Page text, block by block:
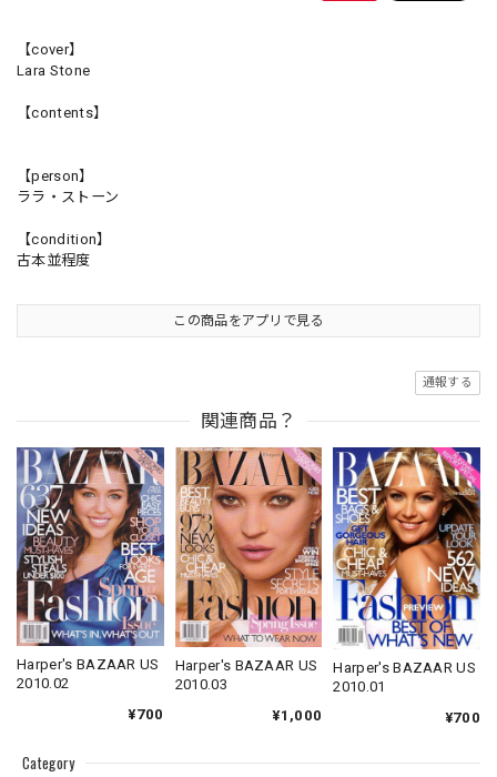
Category
【cover】
Lara Stone
【contents】
【person】
ララ・ストーン
【condition】
古本並程度
この商品をアプリで見る
通報する
関連商品？
Harper's BAZAAR US
2010.02
¥700
Harper's BAZAAR US
2010.03
¥1,000
Harper's BAZAAR US
2010.01
¥700